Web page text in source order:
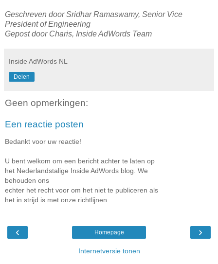
Geschreven door Sridhar Ramaswamy, Senior Vice
President of Engineering
Gepost door Charis, Inside AdWords Team
Inside AdWords NL
Delen
Geen opmerkingen:
Een reactie posten
Bedankt voor uw reactie!
U bent welkom om een bericht achter te laten op
het Nederlandstalige Inside AdWords blog. We
behouden ons
echter het recht voor om het niet te publiceren als
het in strijd is met onze richtlijnen.
‹ ›
Homepage
Internetversie tonen